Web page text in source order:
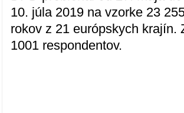
10. júla 2019 na vzorke 23
rokov z 21 európskych krajín.
1001 respondentov.